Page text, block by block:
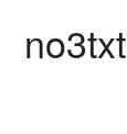
no3txt